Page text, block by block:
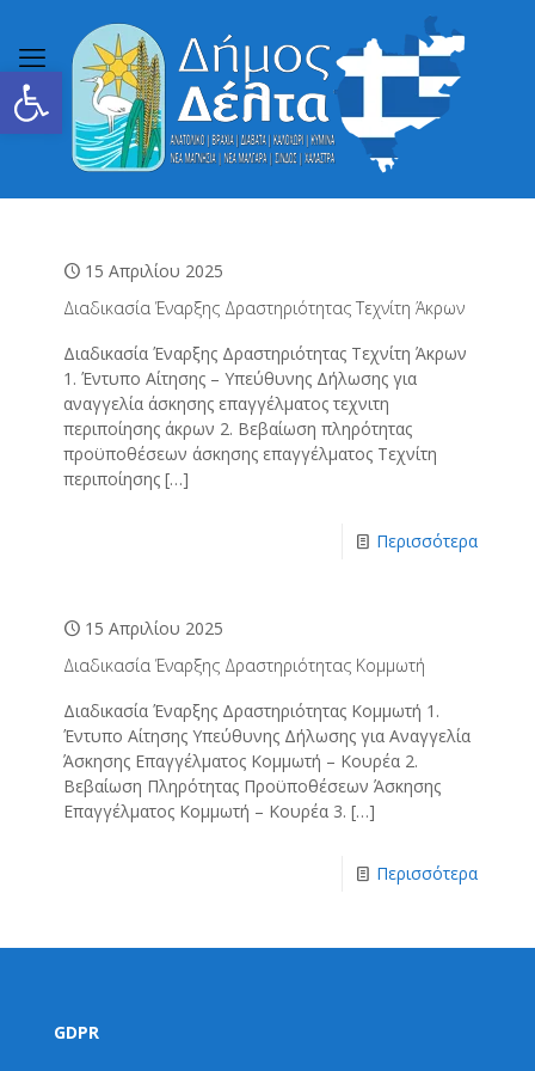
Ανοίξτε τη γραμμή εργαλείων
15 Απριλίου 2025
Διαδικασία Έναρξης Δραστηριότητας Τεχνίτη Άκρων
Διαδικασία Έναρξης Δραστηριότητας Τεχνίτη Άκρων
1. Έντυπο Αίτησης – Υπεύθυνης Δήλωσης για
αναγγελία άσκησης επαγγέλματος τεχνιτη
περιποίησης άκρων 2. Βεβαίωση πληρότητας
προϋποθέσεων άσκησης επαγγέλματος Τεχνίτη
περιποίησης […]
Περισσότερα
15 Απριλίου 2025
Διαδικασία Έναρξης Δραστηριότητας Κομμωτή
Διαδικασία Έναρξης Δραστηριότητας Κομμωτή 1.
Έντυπο Αίτησης Υπεύθυνης Δήλωσης για Αναγγελία
Άσκησης Επαγγέλματος Κομμωτή – Κουρέα 2.
Βεβαίωση Πληρότητας Προϋποθέσεων Άσκησης
Επαγγέλματος Κομμωτή – Κουρέα 3. […]
Περισσότερα
GDPR